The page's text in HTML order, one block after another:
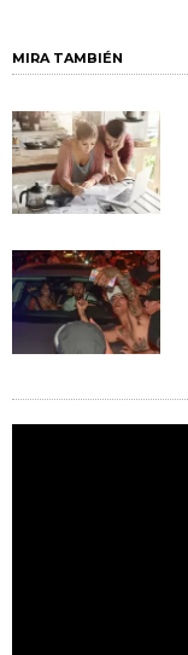
MIRA TAMBIÉN